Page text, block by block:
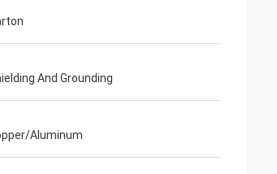
And Grounding
Aluminum